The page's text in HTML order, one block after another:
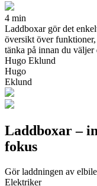
4 min
Laddboxar gör det
översikt över
tänka på innan du väljer
Hugo Eklund
Hugo
Eklund
Laddboxar –
fokus
Gör laddningen av
Elektriker